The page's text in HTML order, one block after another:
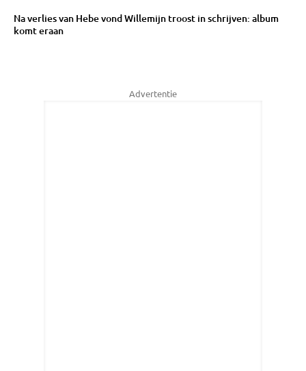
Na verlies van Hebe vond Willemijn troost in schrijven: album
komt eraan
Advertentie